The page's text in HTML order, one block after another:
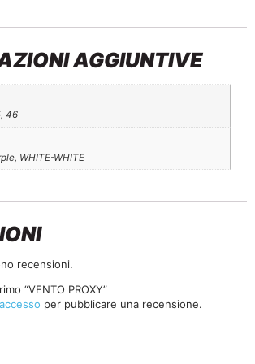
AGGIUNTIVE
46
WHITE-WHITE
recensioni.
“VENTO PROXY”
per pubblicare una recensione.